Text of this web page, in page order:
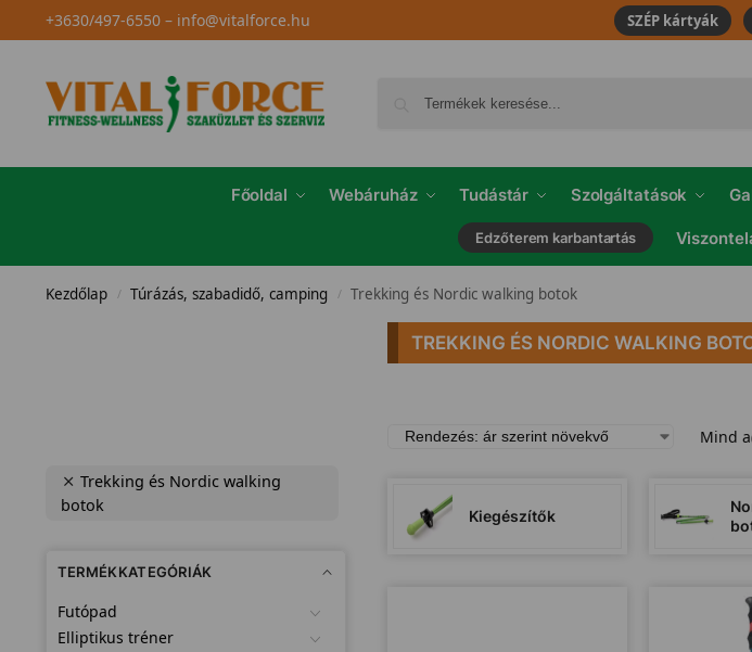
+3630/497-6550– info@vitalforce.hu SZÉP kártyák
Főoldal Webáruház Tudástár Szolgáltatások
Edzőterem karbantartás
Kezdőlap / Túrázás, szabadidő, camping / Trekking és Nordic walking botok
TREKKING ÉS NORDIC WALKING
Mind
Kiegészítők
Trekking és Nordic walking
botok
TERMÉKKATEGÓRIÁK
Futópad
Elliptikus tréner